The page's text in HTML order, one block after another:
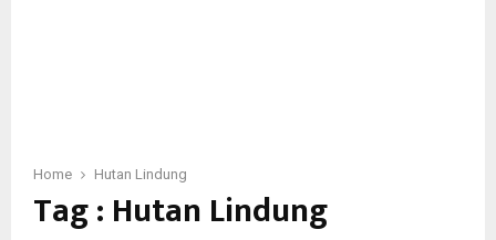
Home Hutan Lindung
Tag : Hutan Lindung